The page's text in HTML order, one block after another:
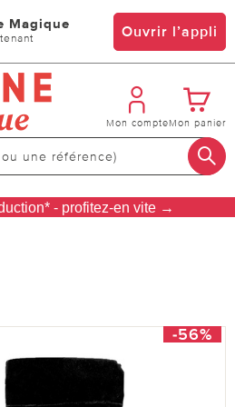
Magique Ouvrir l’appli
Mon compteMon panier
- profitez-en vite →
-56%